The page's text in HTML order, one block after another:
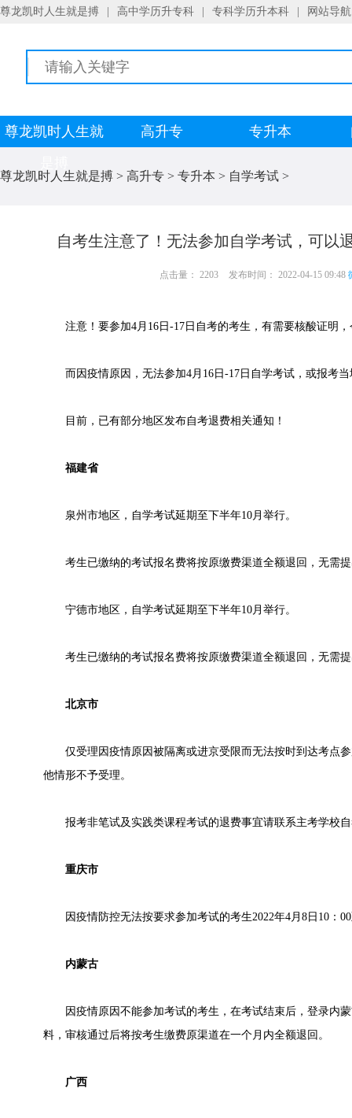
尊龙凯时人生就是搏 高中学历升专科 专科学历升本科 网站导航
尊龙凯时人生就
高升专 专升本
尊龙凯时人生就是搏 > 高升专 > 专升本 > 自学考试 >
自考生注意了！无法参加自学考试，可以
点击量： 2203 发布时间： 2022-04-15 09:48
注意！要参加4月16日-17日自考的考生，有需要核酸证明，
而因疫情原因，无法参加4月16日-17日自学考试，或报考当
目前，已有部分地区发布自考退费相关通知！
福建省
泉州市地区，自学考试延期至下半年10月举行。
考生已缴纳的考试报名费将按原缴费渠道全额退回，无需提
宁德市地区，自学考试延期至下半年10月举行。
考生已缴纳的考试报名费将按原缴费渠道全额退回，无需提
北京市
仅受理因疫情原因被隔离或进京受限而无法按时到达考点参
他情形不予受理。
报考非笔试及实践类课程考试的退费事宜请联系主考学校自
重庆市
因疫情防控无法按要求参加考试的考生2022年4月8日10：00
内蒙古
因疫情原因不能参加考试的考生，在考试结束后，登录内蒙
料，审核通过后将按考生缴费原渠道在一个月内全额退回。
广西